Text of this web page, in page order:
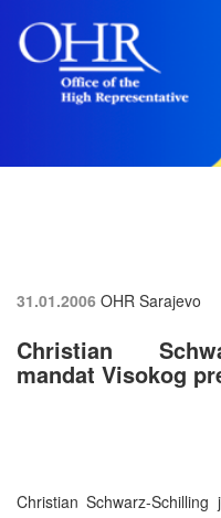
31.01.2006 OHR Sarajevo
Christian
mandat Visokog
Christian Schwarz-